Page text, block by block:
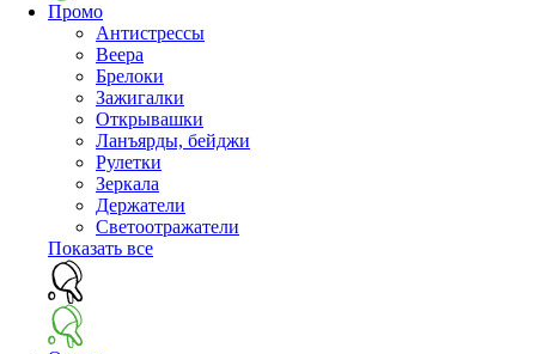
Промо
Антистрессы
Веера
Брелоки
Зажигалки
Открывашки
Ланъярды, бейджи
Рулетки
Зеркала
Держатели
Светоотражатели
Показать все